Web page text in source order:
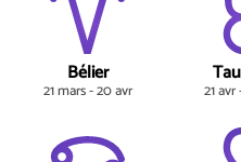
Bélier
21 mars - 20 avr 21 avr